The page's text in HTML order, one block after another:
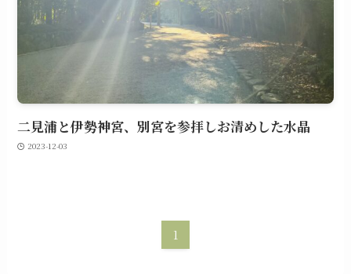
二見浦と伊勢神宮、別宮を参拝しお清めした水晶
2023-12-03
1